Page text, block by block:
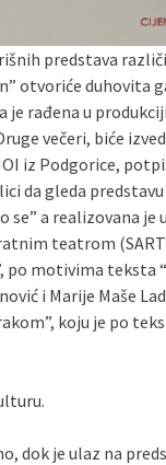
predstava
otvoriće duhovita
je rađena u
večeri, biće
iz Podgorice,
da gleda predstavu
a realizovana je
teatrom
po motivima teksta
i Marije Maše
koju je po
dok je ulaz na